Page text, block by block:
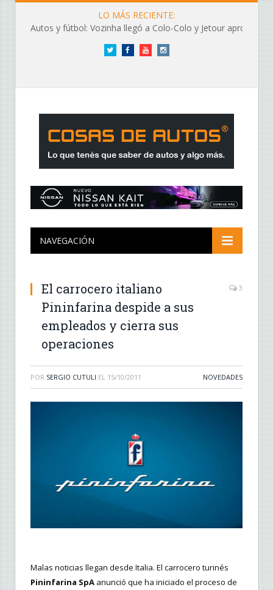
LO MÁS RECIENTE:
Autos y fútbol: Vozinha llegó a Colo-Colo y Jetour aprovechó los flashes
Twitter FacebookYouTubeInstagram
NAVEGACIÓN
El carrocero italiano
Pininfarina despide a sus
empleados y cierra sus
operaciones
3
POR SERGIO CUTULI EL 15/10/2011 NOVEDADES
Malas noticias llegan desde Italia. El carrocero turinés
Pininfarina SpA anunció que ha iniciado el proceso de